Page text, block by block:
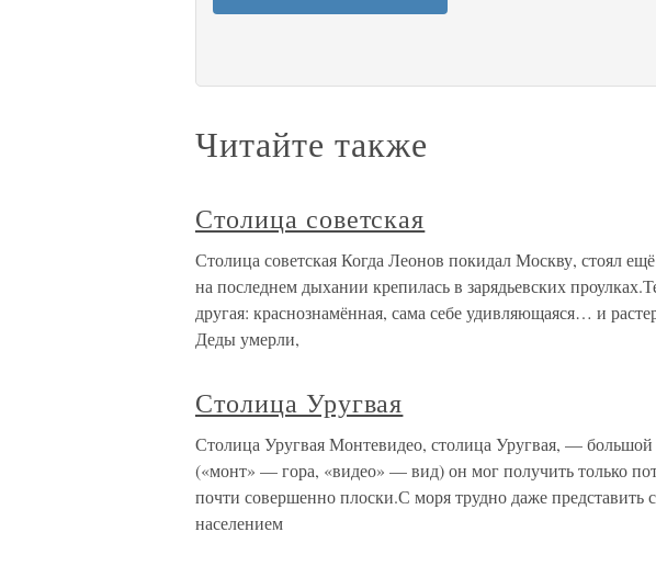
Читайте также
Столица советская
Столица советская Когда Леонов покидал Москву, стоял
на последнем дыхании крепилась в зарядьевских
другая: краснознамённая, сама себе удивляющаяся… и
Деды умерли,
Столица Уругвая
Столица Уругвая Монтевидео, столица Уругвая, —
(«монт» — гора, «видео» — вид) он мог получить только
почти совершенно плоски.С моря трудно даже представить
населением